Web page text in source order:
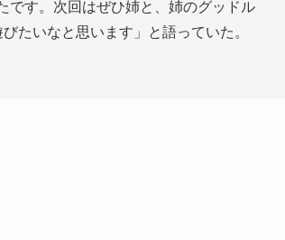
です。次回はぜひ姉と、姉のグッドル
たいなと思います」と語っていた。